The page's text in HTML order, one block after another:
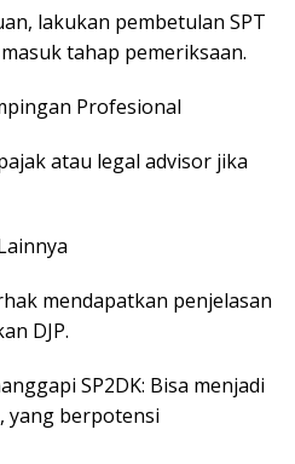
lakukan pembetulan SPT
tahap pemeriksaan.
Profesional
atau legal advisor jika
mendapatkan penjelasan
DJP.
SP2DK: Bisa menjadi
yang berpotensi